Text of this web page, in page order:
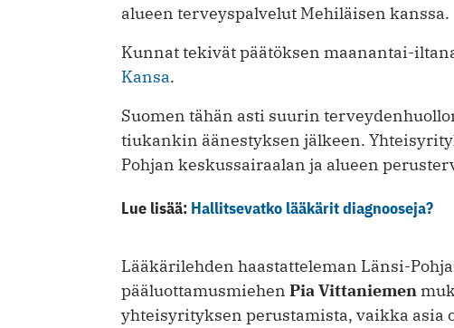
alueen terveyspalvelut Mehiläisen kanssa.
Kunnat tekivät päätöksen maanantai-
Kansa.
Suomen tähän asti suurin
tiukankin äänestyksen jälkeen.
Pohjan keskussairaalan ja alueen
Lue lisää: Hallitsevatko lääkärit diagnooseja?
Lääkärilehden haastatteleman Länsi-
pääluottamusmiehen Pia Vittaniemen
yhteisyrityksen perustamista, vaikka asia